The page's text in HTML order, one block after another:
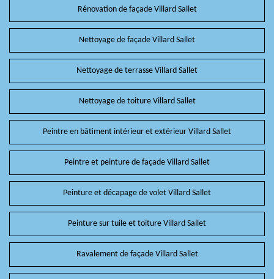
Rénovation de façade Villard Sallet
Nettoyage de façade Villard Sallet
Nettoyage de terrasse Villard Sallet
Nettoyage de toiture Villard Sallet
Peintre en bâtiment intérieur et extérieur Villard Sallet
Peintre et peinture de façade Villard Sallet
Peinture et décapage de volet Villard Sallet
Peinture sur tuile et toiture Villard Sallet
Ravalement de façade Villard Sallet